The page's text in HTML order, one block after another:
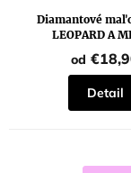
Diamantové
LEOPARD A
od
Detail